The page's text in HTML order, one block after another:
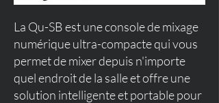
La Qu-SB est une console de mixage
numérique ultra-compacte qui vous
permet de mixer depuis n'importe
quel endroit de la salle et offre une
solution intelligente et portable pour